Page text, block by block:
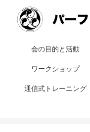
会の目的と活動
ワークショップ
通信式トレーニング